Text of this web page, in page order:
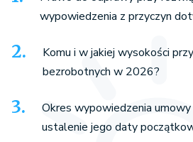
wypowiedzenia z przyczyn
Komu i w jakiej wysokości
bezrobotnych w 2026?
Okres wypowiedzenia
ustalenie jego daty